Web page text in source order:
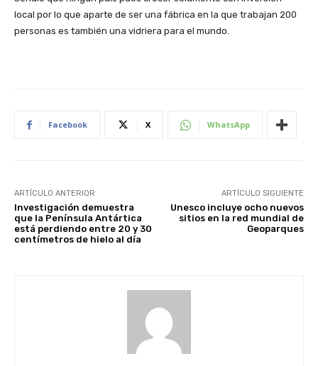
local por lo que aparte de ser una fábrica en la que trabajan 200
personas es también una vidriera para el mundo.
Facebook X WhatsApp
ARTÍCULO ANTERIOR
Investigación demuestra
que la Península Antártica
está perdiendo entre 20 y 30
centímetros de hielo al día
ARTÍCULO SIGUIENTE
Unesco incluye ocho nuevos
sitios en la red mundial de
Geoparques